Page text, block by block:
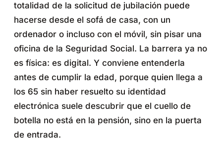
totalidad de la solicitud de jubilación puede
hacerse desde el sofá de casa, con un
ordenador o incluso con el móvil, sin pisar una
oficina de la Seguridad Social. La barrera ya no
es física: es digital. Y conviene entenderla
antes de cumplir la edad, porque quien llega a
los 65 sin haber resuelto su identidad
electrónica suele descubrir que el cuello de
botella no está en la pensión, sino en la puerta
de entrada.